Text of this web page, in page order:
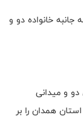
خانواده دو و
و میدانی
همدان را بر